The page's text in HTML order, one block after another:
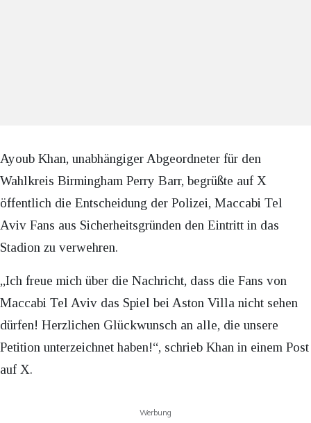
Ayoub Khan, unabhängiger Abgeordneter für den
Wahlkreis Birmingham Perry Barr, begrüßte auf X
öffentlich die Entscheidung der Polizei, Maccabi Tel
Aviv Fans aus Sicherheitsgründen den Eintritt in das
Stadion zu verwehren.
„Ich freue mich über die Nachricht, dass die Fans von
Maccabi Tel Aviv das Spiel bei Aston Villa nicht sehen
dürfen! Herzlichen Glückwunsch an alle, die unsere
Petition unterzeichnet haben!“, schrieb Khan in einem Post
auf X.
Werbung